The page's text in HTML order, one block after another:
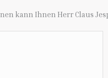
kann Ihnen Herr Claus